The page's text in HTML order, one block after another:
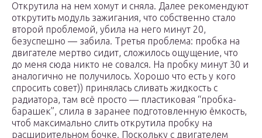
Открутила на нем хомут и сняла. Далее рекомендуют
открутить модуль зажигания, что собственно стало
второй проблемой, убила на него минут 20,
безуспешно — забила. Третья проблема: пробка на
двигателе мертво сидит, сложилось ощущение, что
до меня сюда никто не совался. На пробку минут 30 и
аналогично не получилось. Хорошо что есть у кого
спросить совет)) принялась сливать жидкость с
радиатора, там всё просто — пластиковая “пробка-
барашек”, слила в заранее подготовленную ёмкость,
чтоб максимально слить открутила пробку на
расширительном бочке. Поскольку с двигателем